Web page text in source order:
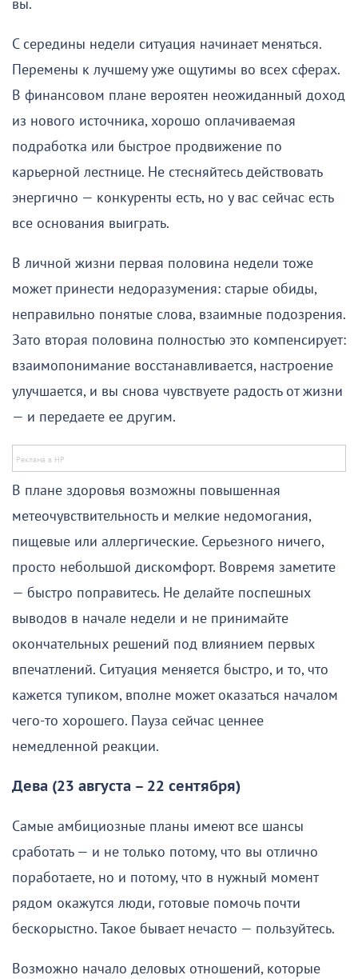
вы.
С середины недели ситуация начинает меняться.
Перемены к лучшему уже ощутимы во всех сферах.
В финансовом плане вероятен неожиданный доход
из нового источника, хорошо оплачиваемая
подработка или быстрое продвижение по
карьерной лестнице. Не стесняйтесь действовать
энергично — конкуренты есть, но у вас сейчас есть
все основания выиграть.
В личной жизни первая половина недели тоже
может принести недоразумения: старые обиды,
неправильно понятые слова, взаимные подозрения.
Зато вторая половина полностью это компенсирует:
взаимопонимание восстанавливается, настроение
улучшается, и вы снова чувствуете радость от жизни
— и передаете ее другим.
В плане здоровья возможны повышенная
метеочувствительность и мелкие недомогания,
пищевые или аллергические. Серьезного ничего,
просто небольшой дискомфорт. Вовремя заметите
— быстро поправитесь. Не делайте поспешных
выводов в начале недели и не принимайте
окончательных решений под влиянием первых
впечатлений. Ситуация меняется быстро, и то, что
кажется тупиком, вполне может оказаться началом
чего-то хорошего. Пауза сейчас ценнее
немедленной реакции.
Дева (23 августа – 22 сентября)
Самые амбициозные планы имеют все шансы
сработать — и не только потому, что вы отлично
поработаете, но и потому, что в нужный момент
рядом окажутся люди, готовые помочь почти
бескорыстно. Такое бывает нечасто — пользуйтесь.
Возможно начало деловых отношений, которые